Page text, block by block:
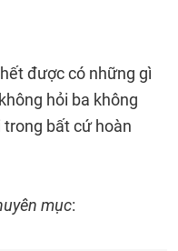
được có những gì
hỏi ba không
bất cứ hoàn
mục: